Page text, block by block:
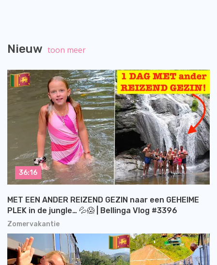
Nieuw toon meer
Zomervakantie
MET EEN ANDER REIZEND GEZIN naar een GEHEIME
PLEK in de jungle… 💦😱 | Bellinga Vlog #3396
36:16